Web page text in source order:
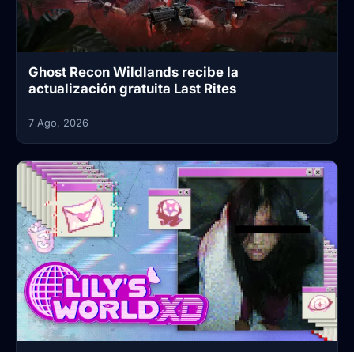
Ghost Recon Wildlands recibe la
actualización gratuita Last Rites
7 Ago, 2026